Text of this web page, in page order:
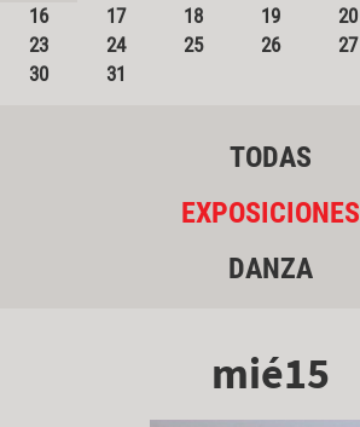
16
17 18 19 20
23
24 25 26 27
30
31
TODAS
EXPOSICIONES
DANZA
mié15